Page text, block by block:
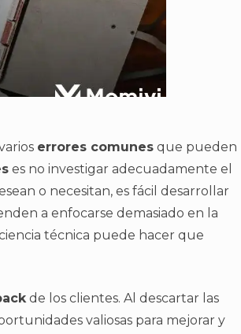
errores comunes que pueden
es no investigar adecuadamente el
o necesitan, es fácil desarrollar
a enfocarse demasiado en la
técnica puede hacer que
de los clientes. Al descartar las
valiosas para mejorar y